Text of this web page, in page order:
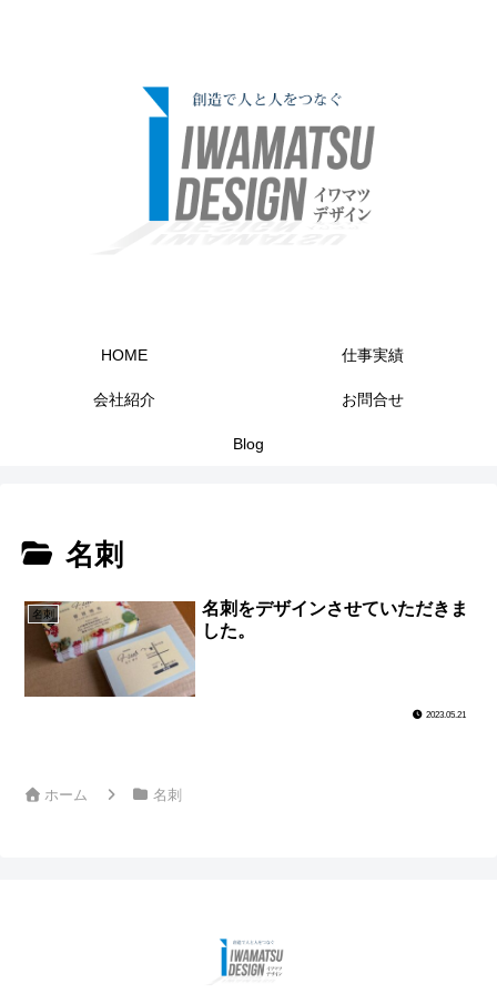
HOME 仕事実績
会社紹介 お問合せ
Blog
名刺
名刺
名刺をデザインさせていただきま
した。
2023.05.21
ホーム 名刺